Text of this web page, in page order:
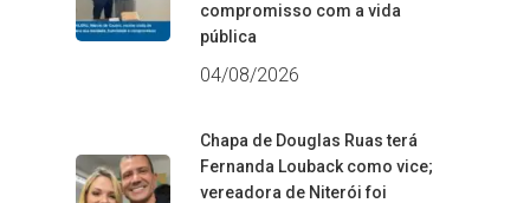
compromisso com a vida
pública
04/08/2026
Chapa de Douglas Ruas terá
Fernanda Louback como vice;
vereadora de Niterói foi